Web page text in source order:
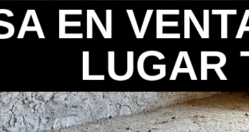
EN
LUGAR